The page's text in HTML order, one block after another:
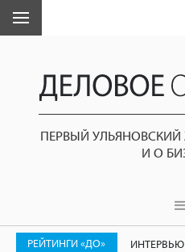
ПЕРВЫЙ
И О
РЕЙТИНГИ «ДО» ИНТЕРВЬЮ